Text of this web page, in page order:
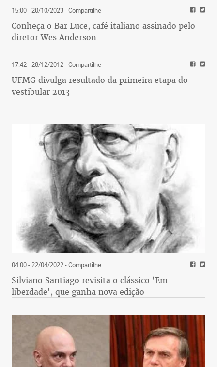
15:00 - 20/10/2023- Compartilhe
Conheça o Bar Luce, café italiano assinado pelo
diretor Wes Anderson
17:42 - 28/12/2012- Compartilhe
UFMG divulga resultado da primeira etapa do
vestibular 2013
04:00 - 22/04/2022- Compartilhe
Silviano Santiago revisita o clássico 'Em
liberdade', que ganha nova edição